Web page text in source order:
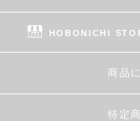
HOBONICHI
商品
特定